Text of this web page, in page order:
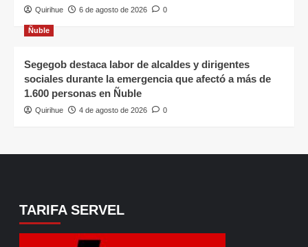
Quirihue 6 de agosto de 2026 0
Ñuble
Segegob destaca labor de alcaldes y dirigentes
sociales durante la emergencia que afectó a más de
1.600 personas en Ñuble
Quirihue 4 de agosto de 2026 0
TARIFA SERVEL